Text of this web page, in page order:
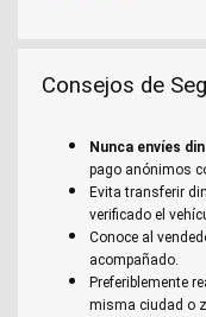
Consejos de
Nunca envíes
pago anónimos
Evita transferir
verificado el
Conoce al
acompañado.
Preferiblemente
misma ciudad o